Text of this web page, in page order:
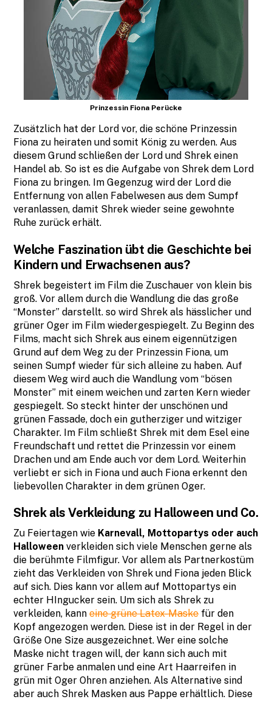
Prinzessin Fiona Perücke
Zusätzlich hat der Lord vor, die schöne Prinzessin
Fiona zu heiraten und somit König zu werden. Aus
diesem Grund schließen der Lord und Shrek einen
Handel ab. So ist es die Aufgabe von Shrek dem Lord
Fiona zu bringen. Im Gegenzug wird der Lord die
Entfernung von allen Fabelwesen aus dem Sumpf
veranlassen, damit Shrek wieder seine gewohnte
Ruhe zurück erhält.
Welche Faszination übt die Geschichte bei
Kindern und Erwachsenen aus?
Shrek begeistert im Film die Zuschauer von klein bis
groß. Vor allem durch die Wandlung die das große
“Monster” darstellt. so wird Shrek als hässlicher und
grüner Oger im Film wiedergespiegelt. Zu Beginn des
Films, macht sich Shrek aus einem eigennützigen
Grund auf dem Weg zu der Prinzessin Fiona, um
seinen Sumpf wieder für sich alleine zu haben. Auf
diesem Weg wird auch die Wandlung vom “bösen
Monster” mit einem weichen und zarten Kern wieder
gespiegelt. So steckt hinter der unschönen und
grünen Fassade, doch ein gutherziger und witziger
Charakter. Im Film schließt Shrek mit dem Esel eine
Freundschaft und rettet die Prinzessin vor einem
Drachen und am Ende auch vor dem Lord. Weiterhin
verliebt er sich in Fiona und auch Fiona erkennt den
liebevollen Charakter in dem grünen Oger.
Shrek als Verkleidung zu Halloween und Co.
Zu Feiertagen wie Karnevall, Mottopartys oder auch
Halloween verkleiden sich viele Menschen gerne als
die berühmte Filmfigur. Vor allem als Partnerkostüm
zieht das Verkleiden von Shrek und Fiona jeden Blick
auf sich. Dies kann vor allem auf Mottopartys ein
echter HIngucker sein. Um sich als Shrek zu
verkleiden, kanneine grüne Latex-Maskefür den
Kopf angezogen werden. Diese ist in der Regel in der
Größe One Size ausgezeichnet. Wer eine solche
Maske nicht tragen will, der kann sich auch mit
grüner Farbe anmalen und eine Art Haarreifen in
grün mit Oger Ohren anziehen. Als Alternative sind
aber auch Shrek Masken aus Pappe erhältlich. Diese